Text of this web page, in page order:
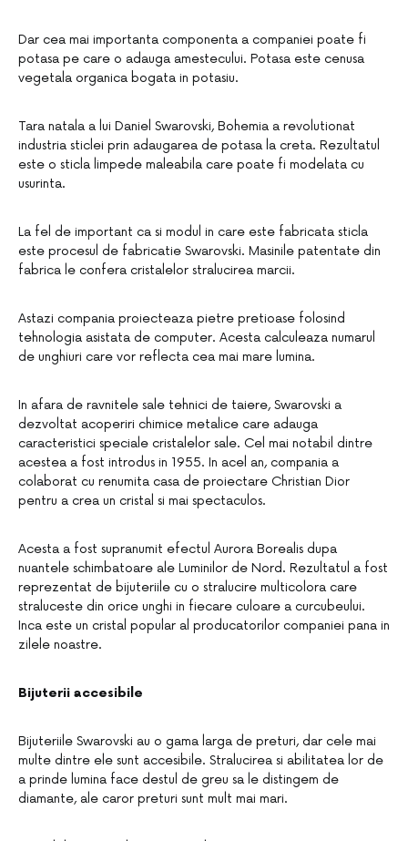
Dar cea mai importanta componenta a companiei poate fi
potasa pe care o adauga amestecului. Potasa este cenusa
vegetala organica bogata in potasiu.
Tara natala a lui Daniel Swarovski, Bohemia a revolutionat
industria sticlei prin adaugarea de potasa la creta. Rezultatul
este o sticla limpede maleabila care poate fi modelata cu
usurinta.
La fel de important ca si modul in care este fabricata sticla
este procesul de fabricatie Swarovski. Masinile patentate din
fabrica le confera cristalelor stralucirea marcii.
Astazi compania proiecteaza pietre pretioase folosind
tehnologia asistata de computer. Acesta calculeaza numarul
de unghiuri care vor reflecta cea mai mare lumina.
In afara de ravnitele sale tehnici de taiere, Swarovski a
dezvoltat acoperiri chimice metalice care adauga
caracteristici speciale cristalelor sale. Cel mai notabil dintre
acestea a fost introdus in 1955. In acel an, compania a
colaborat cu renumita casa de proiectare Christian Dior
pentru a crea un cristal si mai spectaculos.
Acesta a fost supranumit efectul Aurora Borealis dupa
nuantele schimbatoare ale Luminilor de Nord. Rezultatul a fost
reprezentat de bijuteriile cu o stralucire multicolora care
straluceste din orice unghi in fiecare culoare a curcubeului.
Inca este un cristal popular al producatorilor companiei pana in
zilele noastre.
Bijuterii accesibile
Bijuteriile Swarovski au o gama larga de preturi, dar cele mai
multe dintre ele sunt accesibile. Stralucirea si abilitatea lor de
a prinde lumina face destul de greu sa le distingem de
diamante, ale caror preturi sunt mult mai mari.